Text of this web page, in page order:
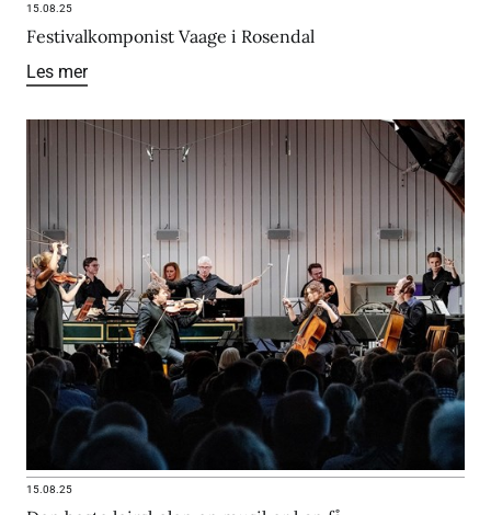
15.08.25
Festivalkomponist Vaage i Rosendal
Les mer
15.08.25